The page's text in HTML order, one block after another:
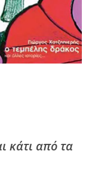
κάτι από τα